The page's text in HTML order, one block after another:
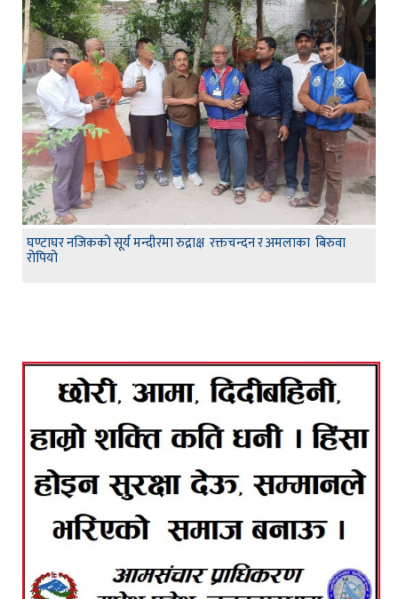
घण्टाघर नजिकको सूर्य मन्दीरमा रुद्राक्ष रक्तचन्दन र अमलाका बिरुवा
रोपियो